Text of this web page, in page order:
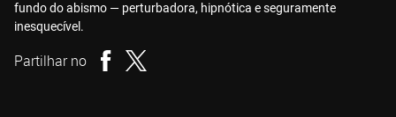
fundo do abismo — perturbadora, hipnótica e seguramente
inesquecível.
Partilhar no